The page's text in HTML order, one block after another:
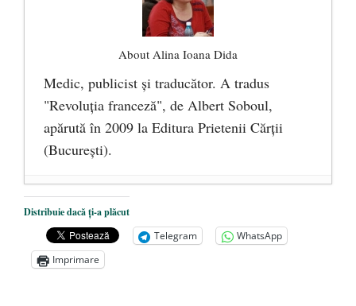
About Alina Ioana Dida
Medic, publicist şi traducător. A tradus
"Revoluţia franceză", de Albert Soboul,
apărută în 2009 la Editura Prietenii Cărţii
(Bucureşti).
Ceva despre pandemie
O carte despre embrionul uman, ca
persoană ce trebuie apărată - 8 octombrie
2019
Distribuie dacă ți-a plăcut
Telegram
WhatsApp
Imprimare